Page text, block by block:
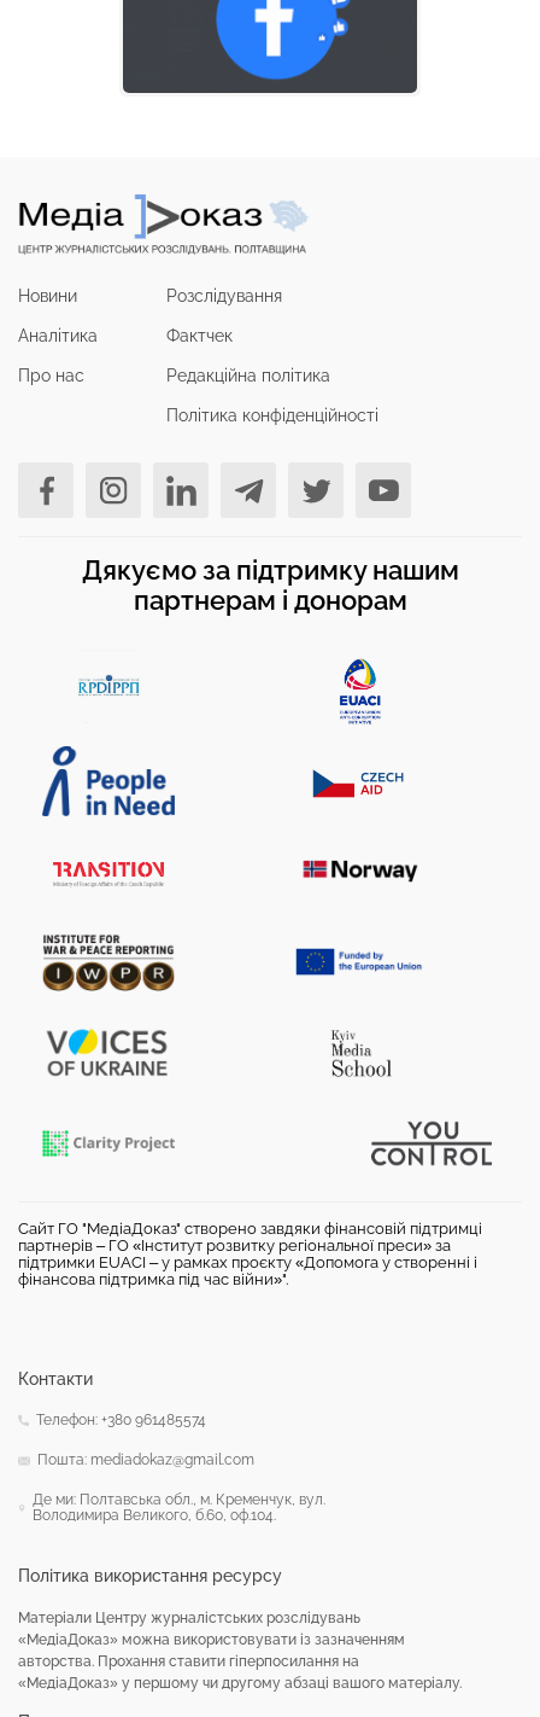
Новини
Аналітика
Про нас
Розслідування
Фактчек
Редакційна політика
Політика конфіденційності
Дякуємо за підтримку нашим
партнерам і донорам
Сайт ГО "МедіаДоказ" створено завдяки фінансовій підтримці
партнерів – ГО «Інститут розвитку регіональної преси» за
підтримки EUACI – у рамках проєкту «Допомога у створенні і
фінансова підтримка під час війни»".
Політика використання ресурсу
Матеріали Центру журналістських розслідувань
«МедіаДоказ» можна використовувати із зазначенням
авторства. Прохання ставити гіперпосилання на
«МедіаДоказ» у першому чи другому абзаці вашого матеріалу.
Контакти
Телефон: +380 961485574
Пошта: mediadokaz@gmail.com
Де ми: Полтавська обл., м. Кременчук, вул.
Володимира Великого, б.60, оф.104.